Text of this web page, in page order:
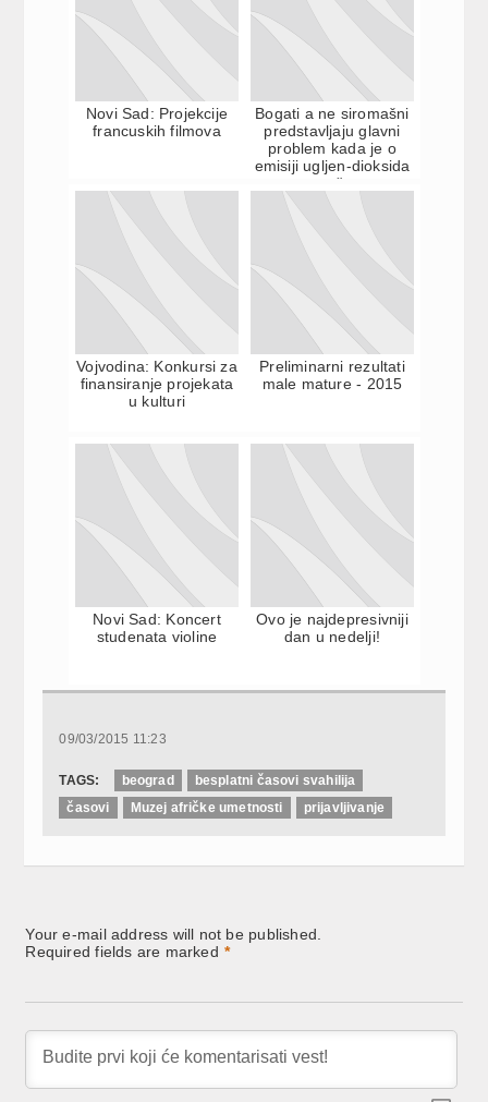
Novi Sad: Projekcije
francuskih filmova
Bogati a ne siromašni
predstavljaju glavni
problem kada je o
emisiji ugljen-dioksida
reč
Vojvodina: Konkursi za
finansiranje projekata
u kulturi
Preliminarni rezultati
male mature - 2015
Novi Sad: Koncert
studenata violine
Ovo je najdepresivniji
dan u nedelji!
09/03/2015 11:23
TAGS: beograd
besplatni časovi svahilija
časovi
Muzej afričke umetnosti prijavljivanje
Your e-mail address will not be published.
Required fields are marked *